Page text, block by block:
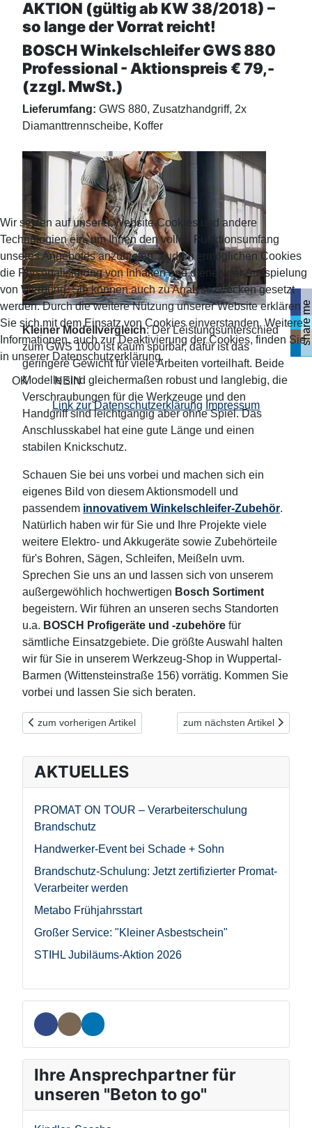
AKTION (gültig ab KW 38/2018) –
so lange der Vorrat reicht!
BOSCH Winkelschleifer GWS 880
Professional - Aktionspreis € 79,-
(zzgl. MwSt.)
Lieferumfang: GWS 880, Zusatzhandgriff, 2x
Diamanttrennscheibe, Koffer
Kleiner Modellvergleich: Der Leistungsunterschied
zum GWS 1000 ist kaum spürbar, dafür ist das
geringere Gewicht für viele Arbeiten vorteilhaft. Beide
Modelle sind gleichermaßen robust und langlebig, die
Verschraubungen für die Werkzeuge und den
Handgriff sind leichtgängig aber ohne Spiel. Das
Anschlusskabel hat eine gute Länge und einen
stabilen Knickschutz.
Schauen Sie bei uns vorbei und machen sich ein
eigenes Bild von diesem Aktionsmodell und
passendem innovativem Winkelschleifer-Zubehör.
Natürlich haben wir für Sie und Ihre Projekte viele
weitere Elektro- und Akkugeräte sowie Zubehörteile
für's Bohren, Sägen, Schleifen, Meißeln uvm.
Sprechen Sie uns an und lassen sich von unserem
außergewöhlich hochwertigen Bosch Sortiment
begeistern. Wir führen an unseren sechs Standorten
u.a. BOSCH Profigeräte und -zubehöre für
sämtliche Einsatzgebiete. Die größte Auswahl halten
wir für Sie in unserem Werkzeug-Shop in Wuppertal-
Barmen (Wittensteinstraße 156) vorrätig. Kommen Sie
vorbei und lassen Sie sich beraten.
Vorheriger Beitrag: BOSCH Zubehör-Innovationen für
zum vorherigen Artikel Nächster Beitrag: AKTION:
zum nächsten Artikel
AKTUELLES
PROMAT ON TOUR – Verarbeiterschulung
Brandschutz
Handwerker-Event bei Schade + Sohn
Brandschutz-Schulung: Jetzt zertifizierter Promat-
Verarbeiter werden
Metabo Frühjahrsstart
Großer Service: "Kleiner Asbestschein"
STIHL Jubiläums-Aktion 2026
Ihre Ansprechpartner für
unseren "Beton to go"
share me
Wir setzen auf unserer Website Cookies und andere
Technologien ein, um Ihnen den vollen Funktionsumfang
unseres Angebotes anzubieten. Zudem ermöglichen Cookies
die Personalisierung von Inhalten und dienen der Ausspielung
von Werbung. Sie können auch zu Analysezwecken gesetzt
werden. Durch die weitere Nutzung unserer Website erklären
Sie sich mit dem Einsatz von Cookies einverstanden. Weitere
Informationen, auch zur Deaktivierung der Cookies, finden Sie
in unserer Datenschutzerklärung.
OK NEIN
Link zur Datenschutzerklärung Impressum